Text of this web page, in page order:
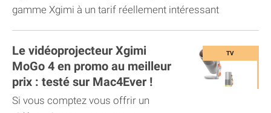
gamme Xgimi à un tarif réellement intéressant
Le vidéoprojecteur Xgimi
MoGo 4 en promo au meilleur
prix : testé sur Mac4Ever !
Si vous comptez vous offrir un